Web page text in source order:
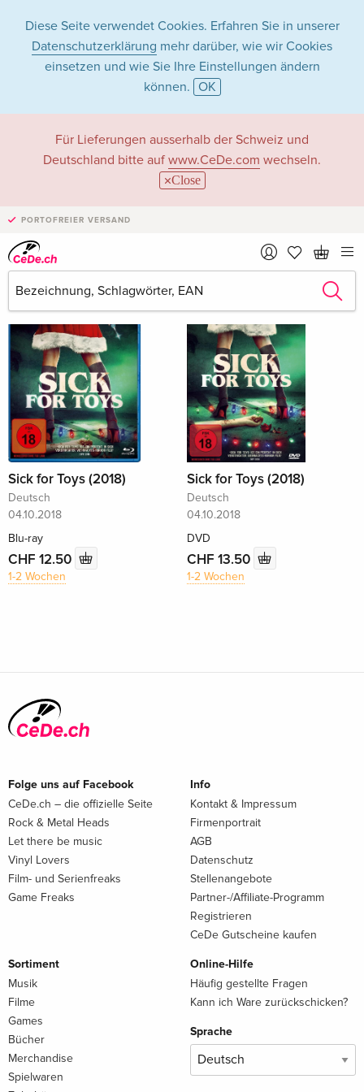
Diese Seite verwendet Cookies. Erfahren Sie in unserer
Datenschutzerklärung mehr darüber, wie wir Cookies
einsetzen und wie Sie Ihre Einstellungen ändern
können. OK
Für Lieferungen ausserhalb der Schweiz und
Deutschland bitte auf www.CeDe.com wechseln.
Close
PORTOFREIER VERSAND
Camille
Montgomery
Alle 8 Treffer anzeigen
Sick for Toys (2018)
Deutsch
04.10.2018
Blu-ray
CHF 12.50
1-2 Wochen
Sick for Toys (2018)
Deutsch
04.10.2018
DVD
CHF 13.50
1-2 Wochen
Folge uns auf Facebook
CeDe.ch – die offizielle Seite
Rock & Metal Heads
Let there be music
Vinyl Lovers
Film- und Serienfreaks
Game Freaks
Info
Kontakt & Impressum
Firmenportrait
AGB
Datenschutz
Stellenangebote
Partner-/Affiliate-Programm
Registrieren
CeDe Gutscheine kaufen
Sortiment
Musik
Filme
Games
Bücher
Merchandise
Spielwaren
Online-Hilfe
Häufig gestellte Fragen
Kann ich Ware zurückschicken?
Sprache